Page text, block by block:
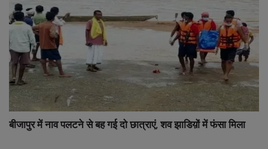
बीजापुर में नाव पलटने से बह गई दो छात्राएं, शव झाडिय़ों में फंसा मिला